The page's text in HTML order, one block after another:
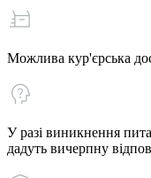
Можлива кур'єрська
У разі виникнення
дадуть вичерпну